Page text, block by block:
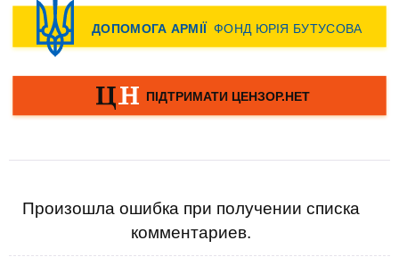
Произошла ошибка при получении списка
комментариев.